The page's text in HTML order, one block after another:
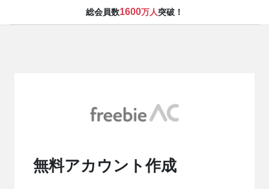
総会員数1600万人突破！
無料アカウント作成